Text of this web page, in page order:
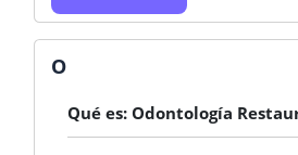
O
Qué es: Odontología